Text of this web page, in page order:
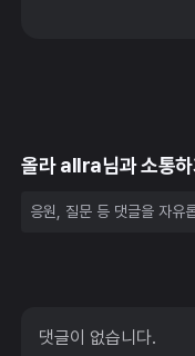
올라 allra님과 소통하
댓글이 없습니다.